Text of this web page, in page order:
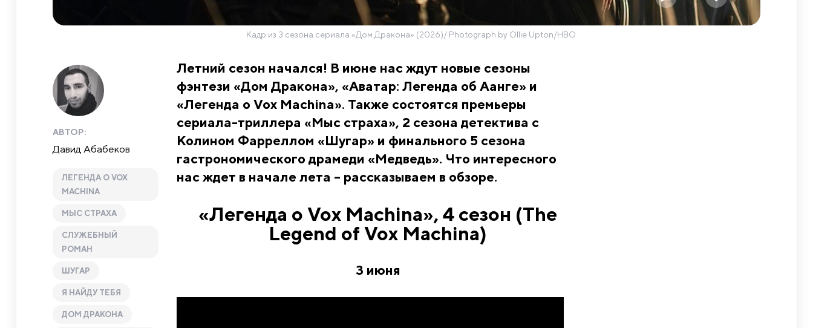
Кадр из 3 сезона сериала «Дом Дракона» (2026)/ Photograph by Ollie Upton/HBO
АВТОР:
Давид Абабеков
ЛЕГЕНДА О VOX
MACHINA
МЫС СТРАХА
СЛУЖЕБНЫЙ
РОМАН
ШУГАР
Я НАЙДУ ТЕБЯ
ДОМ ДРАКОНА
Летний сезон начался! В июне нас ждут новые сезоны
фэнтези «Дом Дракона», «Аватар: Легенда об Аанге» и
«Легенда о Vox Machina». Также состоятся премьеры
сериала-триллера «Мыс страха», 2 сезона детектива с
Колином Фарреллом «Шугар» и финального 5 сезона
гастрономического драмеди «Медведь». Что интересного
нас ждет в начале лета – рассказываем в обзоре.
«Легенда о Vox Machina», 4 сезон (The
Legend of Vox Machina)
3 июня